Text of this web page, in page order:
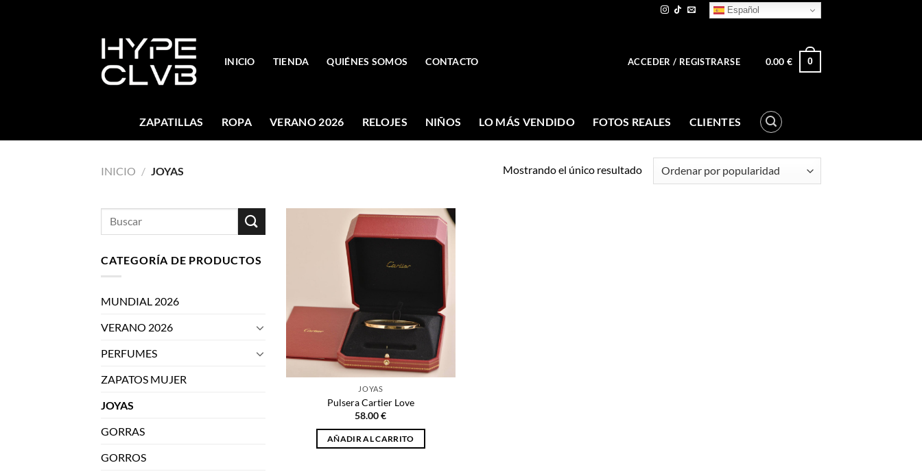
Español
INICIO TIENDA QUIÉNES SOMOS CONTACTO ACCEDER / REGISTRARSE 0.00€ 0
ZAPATILLAS ROPA VERANO 2026 RELOJES NIÑOS LO MÁS VENDIDO FOTOS REALES CLIENTES
INICIO / JOYAS Mostrando el único resultado
Buscar
CATEGORÍA DE PRODUCTOS
MUNDIAL 2026
VERANO 2026
PERFUMES
ZAPATOS MUJER
JOYAS
GORRAS
GORROS
JOYAS
Pulsera Cartier Love
58.00€
AÑADIR AL CARRITO